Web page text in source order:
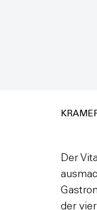
Der
der